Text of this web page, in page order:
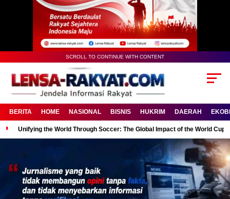
SCROLL TO CONTINUE WITH CONTENT
BERITA HOME NASIONAL BISNIS HUKRIM DAERAH
Unifying the World Through Soccer: The Global Impact of the World Cup